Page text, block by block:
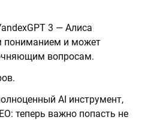
3 — Алиса
пониманием и может
вопросам.
AI инструмент,
теперь важно попасть не